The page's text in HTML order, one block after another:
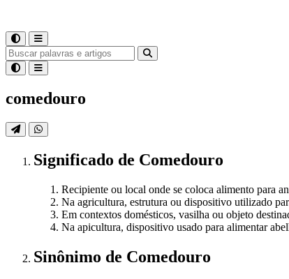
comedouro
Significado de Comedouro
Recipiente ou local onde se coloca alimento para
Na agricultura, estrutura ou dispositivo utilizado
Em contextos domésticos, vasilha ou objeto
Na apicultura, dispositivo usado para alimentar
Sinônimo de Comedouro